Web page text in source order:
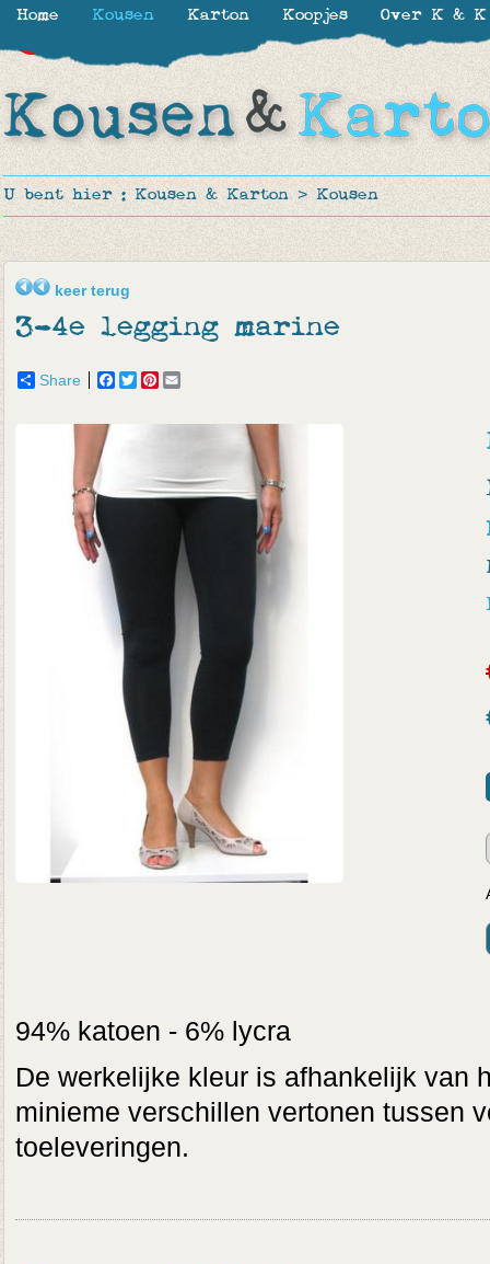
U bent hier : Kousen & Karton > Kousen
keer terug
3-4e legging marine
Share Facebook
TwitterPinterest
94% katoen - 6% lycra
De werkelijke kleur is afhankelijk van
minieme verschillen vertonen tussen
toeleveringen.
Home Kousen Karton Koopjes Over K & K